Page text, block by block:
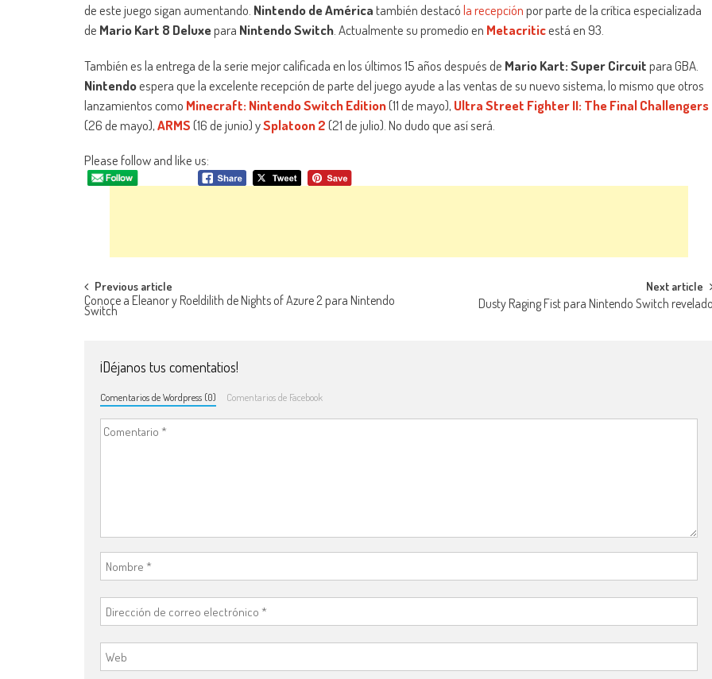
de este juego sigan aumentando. Nintendo de Américatambién destacóla recepciónpor parte de la crítica especializada
de Mario Kart 8 Deluxepara Nintendo Switch . Actualmente su promedio en Metacriticestá en 93.
También es la entrega de la serie mejor calificada en los últimos 15 años después de Mario Kart: Super Circuitpara GBA.
Nintendoespera que la excelente recepción de parte del juego ayude a las ventas de su nuevo sistema, lo mismo que otros
lanzamientos como Minecraft: Nintendo Switch Edition(11 de mayo), Ultra Street Fighter II: The Final Challengers
(26 de mayo),ARMS(16 de junio) ySplatoon 2(21 de julio). No dudo que así será.
Please follow and like us:
Navegación de entradas
Previous article
Conoce a Eleanor y Roeldilith de Nights of Azure 2 para Nintendo
Switch
Next article
Dusty Raging Fist para Nintendo Switch
¡Déjanos tus comentatios!
Comentarios de Wordpress (0) Comentarios de Facebook